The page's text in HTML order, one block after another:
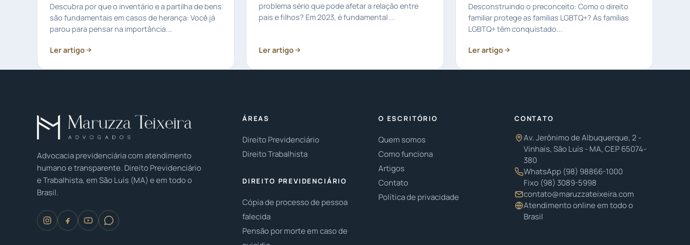
Descubra por que o inventário e a partilha de bens
são fundamentais em casos de herança: Você já
parou para pensar na importância...
Ler artigo
problema sério que pode afetar a relação entre
pais e filhos? Em 2023, é fundamental ...
Ler artigo
Desconstruindo o preconceito: Como o direito
familiar protege as famílias LGBTQ+? As famílias
LGBTQ+ têm conquistado...
Ler artigo
Advocacia previdenciária com atendimento
humano e transparente. Direito Previdenciário
e Trabalhista, em São Luís (MA) e em todo o
Brasil.
ÁREAS
Direito Previdenciário
Direito Trabalhista
DIREITO PREVIDENCIÁRIO
Cópia de processo de pessoa
falecida
Pensão por morte em caso de
O ESCRITÓRIO
Quem somos
Como funciona
Artigos
Contato
Política de privacidade
CONTATO
Av. Jerônimo de Albuquerque, 2 -
Vinhais, São Luís - MA, CEP 65074-
380
WhatsApp (98) 98866-1000
Fixo (98) 3089-5998
contato@maruzzateixeira.com
Atendimento online em todo o
Brasil